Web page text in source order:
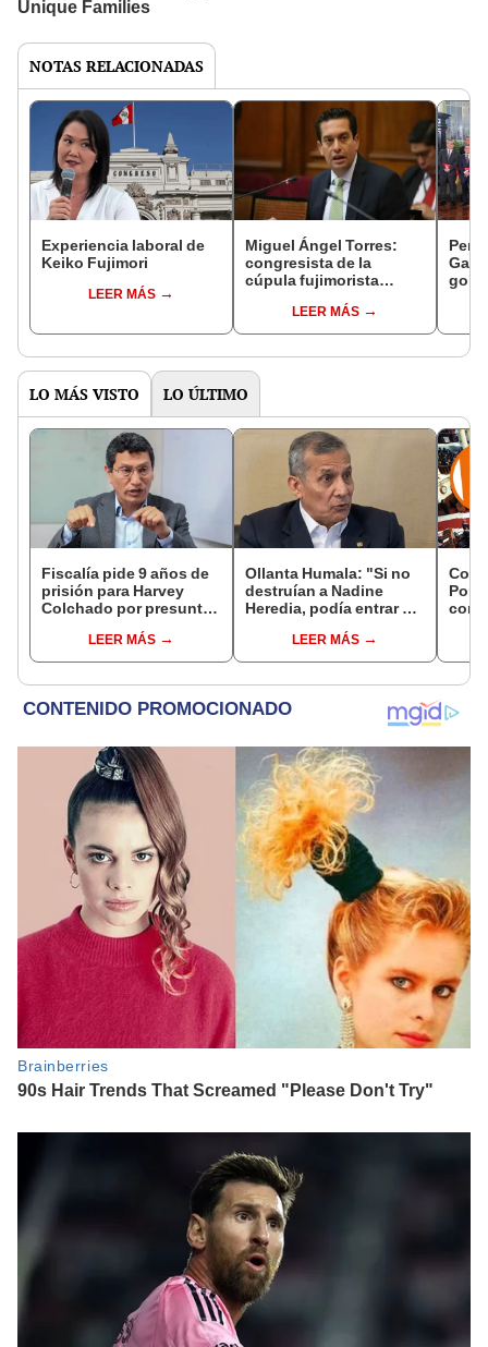
NOTAS RELACIONADAS
Experiencia laboral de
Keiko Fujimori
LEER MÁS
Miguel Ángel Torres:
congresista de la
cúpula fujimorista
del SenadoLEER MÁS
LO MÁS VISTO LO ÚLTIMO
Fiscalía pide 9 años de
prisión para Harvey
Colchado por presunta
incompatible y falsedad
ideológica
LEER MÁS
Ollanta Humala: "Si no
destruían a Nadine
Heredia, podía entrar en
LEER MÁS